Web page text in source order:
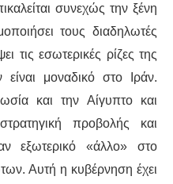
συνεχώς την ξένη
τους διαδηλωτές
τις εσωτερικές ρίζες της
μοναδικό στο Ιράν.
και την Αίγυπτο και
προβολής και
εξωτερικό «άλλο» στο
Αυτή η κυβέρνηση έχει